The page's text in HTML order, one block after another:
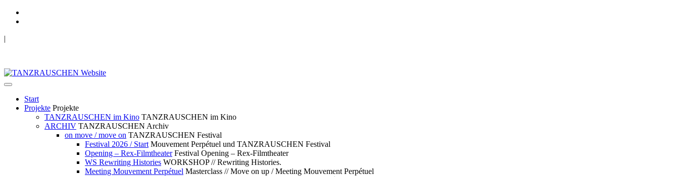
|
Start
Projekte Projekte
TANZRAUSCHEN im Kino TANZRAUSCHEN im Kino
ARCHIV TANZRAUSCHEN Archiv
on move / move on TANZRAUSCHEN Festival
Festival 2026 / Start Mouvement Perpétuel und TANZRAUSCHEN Festival
Opening – Rex-Filmtheater Festival Opening – Rex-Filmtheater
WS Rewriting Histories WORKSHOP // Rewriting Histories.
Meeting Mouvement Perpétuel Masterclass // Move on up / Meeting Mouvement Perpétuel